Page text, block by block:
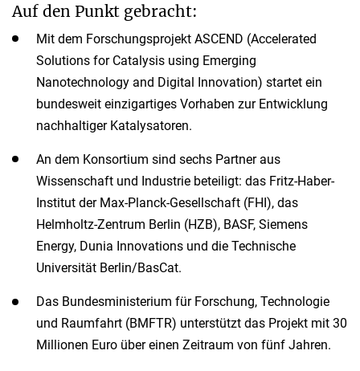
Auf den Punkt gebracht:
Mit dem Forschungsprojekt ASCEND (Accelerated
Solutions for Catalysis using Emerging
Nanotechnology and Digital Innovation) startet ein
bundesweit einzigartiges Vorhaben zur Entwicklung
nachhaltiger Katalysatoren.
An dem Konsortium sind sechs Partner aus
Wissenschaft und Industrie beteiligt: das Fritz-Haber-
Institut der Max-Planck-Gesellschaft (FHI), das
Helmholtz-Zentrum Berlin (HZB), BASF, Siemens
Energy, Dunia Innovations und die Technische
Universität Berlin/BasCat.
Das Bundesministerium für Forschung, Technologie
und Raumfahrt (BMFTR) unterstützt das Projekt mit 30
Millionen Euro über einen Zeitraum von fünf Jahren.